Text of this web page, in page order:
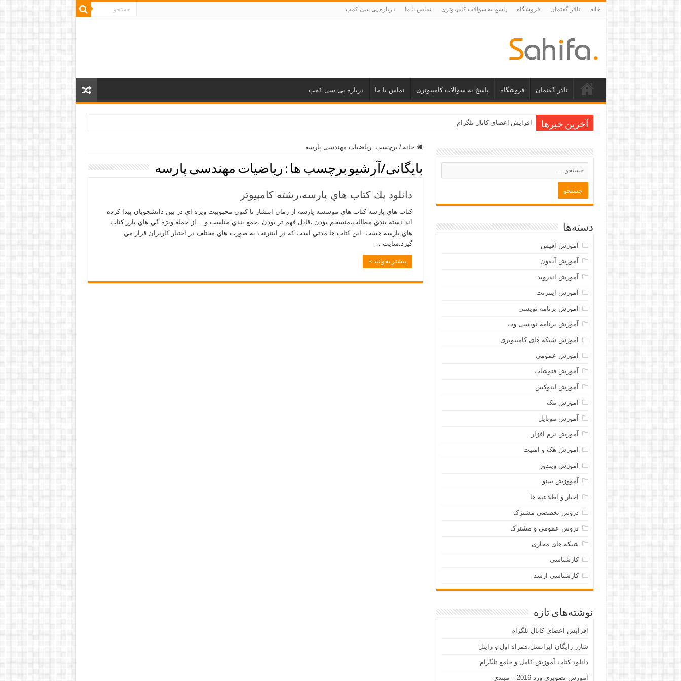
خانه تالار گفتمان فروشگاه پاسخ به سوالات کامپیوتری تماس با ما درباره پی سی کمپ
تالار گفتمان فروشگاه پاسخ به سوالات کامپیوتری تماس با ما درباره پی سی کمپ
آخرین خبرها افزایش اعضای کانال تلگرام
خانه / برچسب:ریاضیات مهندسی پارسه
بایگانی/آرشیو برچسب ها : ریاضیات مهندسی پارسه
دانلود پك كتاب هاي پارسه،رشته كامپيوتر
كتاب هاي پارسه كتاب هاي موسسه پارسه از زمان انتشار تا كنون محبوبيت ويژه اي در بين دانشجويان پيدا كرده
اند.دسته بندي مطالب،منسجم بودن ،قابل فهم تر بودن ،جمع بندي مناسب و …از جمله ويژه گي هاي بازر كتاب
هاي پارسه هست. اين كتاب ها مدتي است كه در اينترنت به صورت هاي مختلف در اختيار كاربران قرار مي
گيرد.سايت …
بیشتر بخوانید »
دسته‌ها
آموزش آفیس
آموزش آیفون
آموزش اندروید
آموزش اینترنت
آموزش برنامه نویسی
آموزش برنامه نویسی وب
آموزش شبکه های کامپیوتری
آموزش عمومی
آموزش فتوشاپ
آموزش لینوکس
آموزش مک
آموزش موبایل
آموزش نرم افزار
آموزش هک و امنیت
آموزش ویندوز
آمووزش سئو
اخبار و اطلاعیه ها
دروس تخصصی مشترک
دروس عمومی و مشترک
شبکه های مجازی
کارشناسی
کارشناسی ارشد
نوشته‌های تازه
افزایش اعضای کانال تلگرام
شارژ رایگان ایرانسل،همراه اول و رایتل
دانلود کتاب آموزش کامل و جامع تلگرام
آموزش تصویری ورد 2016 – مبتدی